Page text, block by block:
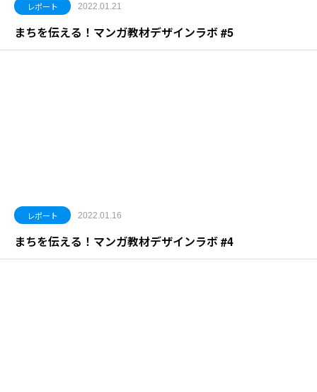
レポート 2022.01.21
まちを伝える！マンガ教材デザインラボ #5
レポート 2022.01.16
まちを伝える！マンガ教材デザインラボ #4